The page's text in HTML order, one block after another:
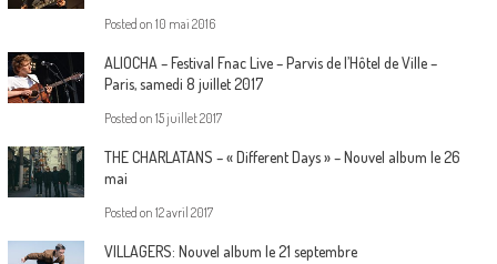
Posted on 10 mai 2016
ALIOCHA – Festival Fnac Live – Parvis de l’Hôtel de Ville –
Paris, samedi 8 juillet 2017
Posted on 15 juillet 2017
THE CHARLATANS – « Different Days » – Nouvel album le 26
mai
Posted on 12 avril 2017
VILLAGERS: Nouvel album le 21 septembre